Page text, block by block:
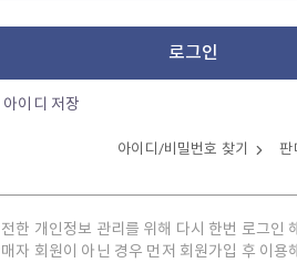
로그인
아이디 저장
아이디/비밀번호 찾기 판
한 개인정보 관리를 위해 다시 한번 로그인
자 회원이 아닌 경우 먼저 회원가입 후 이용